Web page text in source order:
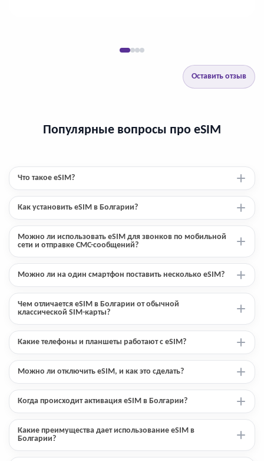
Оставить отзыв
Популярные вопросы про eSIM
Что такое eSIM?
Как установить eSIM в Болгарии?
Можно ли использовать eSIM для звонков по мобильной
сети и отправке СМС-сообщений?
Можно ли на один смартфон поставить несколько eSIM?
Чем отличается eSIM в Болгарии от обычной
классической SIM-карты?
Какие телефоны и планшеты работают с eSIM?
Можно ли отключить eSIM, и как это сделать?
Когда происходит активация eSIM в Болгарии?
Какие преимущества дает использование eSIM в
Болгарии?